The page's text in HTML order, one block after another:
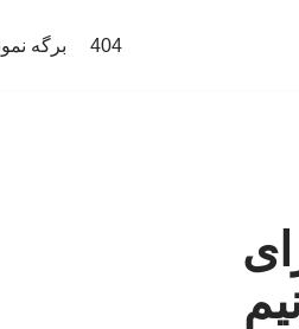
404 برگه